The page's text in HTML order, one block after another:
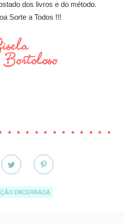
dos livros e do método.
Sorte a Todos !!!
ENCERRADA